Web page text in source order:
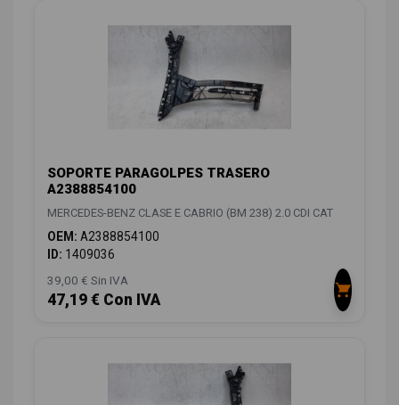
SOPORTE PARAGOLPES TRASERO
A2388854100
MERCEDES-BENZ CLASE E CABRIO (BM 238) 2.0 CDI CAT
OEM: A2388854100
ID: 1409036
39,00 € Sin IVA
47,19 € Con IVA